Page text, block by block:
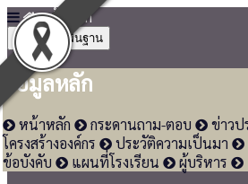
หน้าหลัก
ข้อมูลพื้นฐาน
ข้อมูลหลัก
หน้าหลัก กระดานถาม-ตอบ ข่าว
โครงสร้างองค์กร
ประวัติความเป็นมา
ข้อบังคับ
แผนที่โรงเรียน ผู้บริหาร